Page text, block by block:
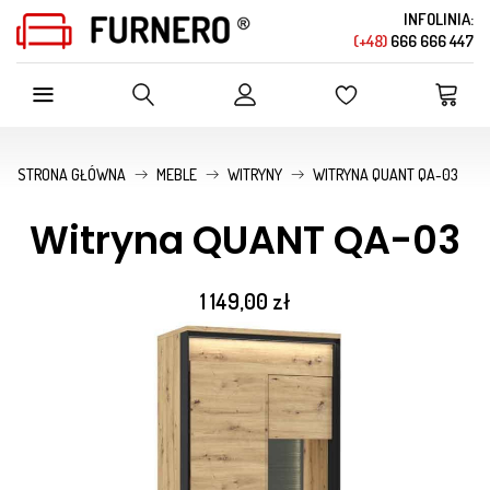
INFOLINIA:
(+48) 666 666 447
SZUKAJ W OFERCIE SKLEPU
STRONA GŁÓWNA MEBLE WITRYNY WITRYNA QUANT QA-03
Witryna QUANT QA-03
1 149,00 zł